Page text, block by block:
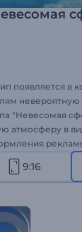
появляется в
"Невесомая
атмосферу в
и многого
9:16